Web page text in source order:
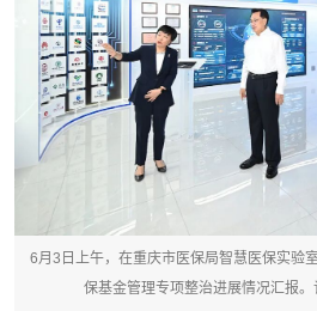
6月3日上午，在重庆市医保局智慧医保实验
保基金管理专项整治进展情况汇报